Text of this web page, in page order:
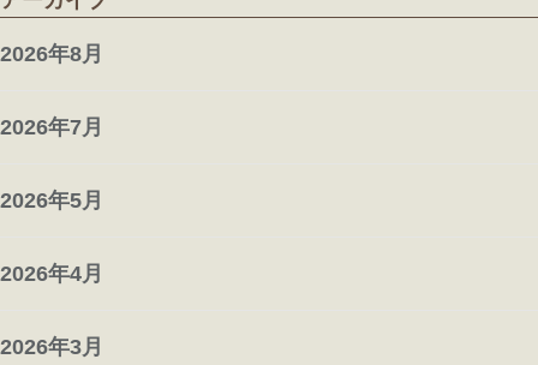
2026年8月
2026年7月
2026年5月
2026年4月
2026年3月